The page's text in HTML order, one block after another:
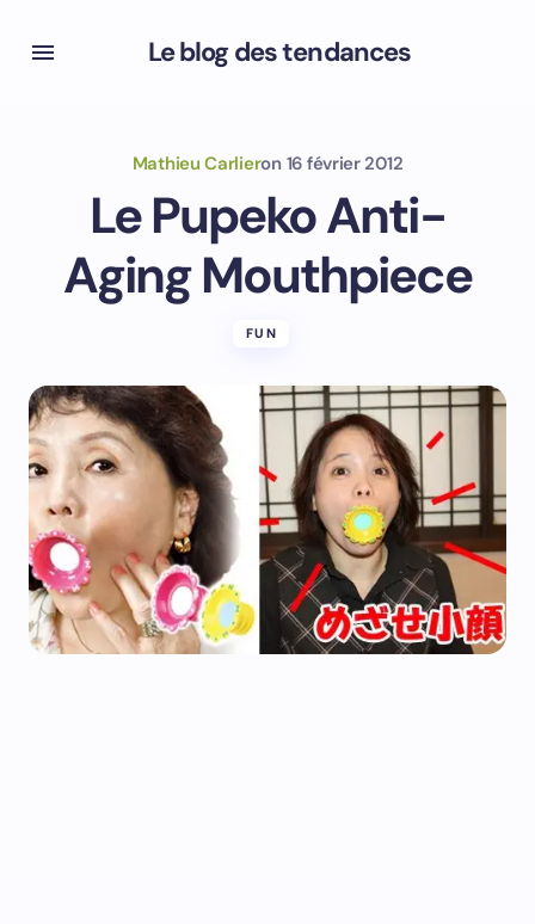
Le blog des tendances
Mathieu Carlieron 16 février 2012
Le Pupeko Anti-
Aging Mouthpiece
FUN